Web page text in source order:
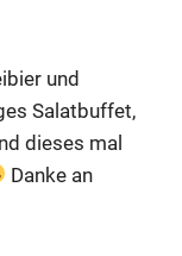
und
Salatbuffet,
dieses mal
Danke an